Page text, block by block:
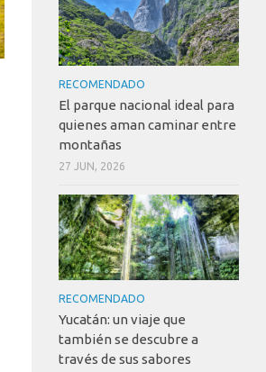
RECOMENDADO
El parque nacional ideal para
quienes aman caminar entre
montañas
27 JUN, 2026
RECOMENDADO
Yucatán: un viaje que
también se descubre a
través de sus sabores